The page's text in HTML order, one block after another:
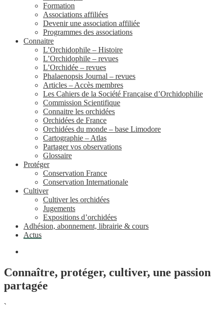
Formation
Associations affiliées
Devenir une association affiliée
Programmes des associations
Connaitre
L’Orchidophile – Histoire
L’Orchidophile – revues
L’Orchidée – revues
Phalaenopsis Journal – revues
Articles – Accès membres
Les Cahiers de la Société Française d’Orchidophilie
Commission Scientifique
Connaitre les orchidées
Orchidées de France
Orchidées du monde – base Limodore
Cartographie – Atlas
Partager vos observations
Glossaire
Protéger
Conservation France
Conservation Internationale
Cultiver
Cultiver les orchidées
Jugements
Expositions d’orchidées
Adhésion, abonnement, librairie & cours
Actus
Connaître, protéger, cultiver, une passion
partagée
`